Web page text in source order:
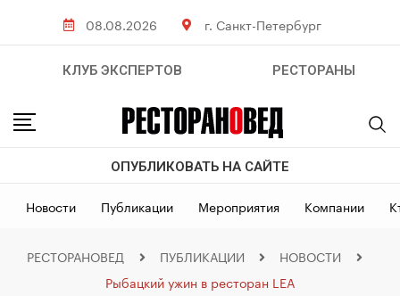
08.08.2026 г. Санкт-Петербург
КЛУБ ЭКСПЕРТОВ РЕСТОРАНЫ
ОПУБЛИКОВАТЬ НА САЙТЕ
Новости Публикации Мероприятия Компании
РЕСТОРАНОВЕД ПУБЛИКАЦИИ
НОВОСТИ
Рыбацкий ужин в ресторан LEA